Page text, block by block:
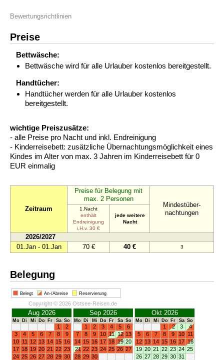
Bewertungsrichtlinien
Preise
Bettwäsche:
Bettwäsche wird für alle Urlauber kostenlos bereitgestellt.
Handtücher:
Handtücher werden für alle Urlauber kostenlos
bereitgestellt.
wichtige Preiszusätze:
- alle Preise pro Nacht und inkl. Endreinigung
- Kinderreisebett: zusätzliche Übernachtungsmöglichkeit eines
Kindes im Alter von max. 3 Jahren im Kinderreisebett für 0
EUR einmalig
Zeitraum
Preise für Belegung mit
max. 2 Personen
Mindestüber-
nachtungen
1.Nacht
enthält
Endreinigung
i.H.v. 30 €
jede weitere
Nacht
2026/2027
01.Jan - 01.Jan
70 € 40 € 3
Belegung
Belegt An-/Abreise Reservierung
Copyright © 2026 Ostsee-Reisen.de
Aug 2026
Mo Di Mi Do Fr Sa So
1
2
3
4 5 6 7 8
9
10 11 12 13 14 15 16
17 18 19 20 21 22 23
24 25 26 27 28 29 30
Sep 2026
Mo Di Mi Do Fr Sa So
1 2 3 4 5
6
7
8 9 10 11 12 13
14 15 16 17 18 19 20
21 22 23 24 25 26 27
28 29 30
Okt 2026
Mo Di Mi Do Fr Sa So
1 2 3
4
5
6 7 8 9 10 11
12 13 14 15 16 17 18
19 20 21 22 23 24 25
26 27 28 29 30 31